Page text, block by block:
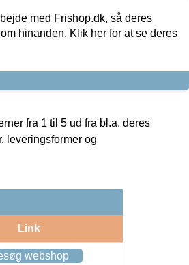
med Frishop.dk, så deres
hinanden. Klik her for at se deres
fra 1 til 5 ud fra bl.a. deres
leveringsformer og
Link
webshop